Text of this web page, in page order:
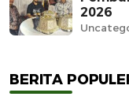
2026
BERITA